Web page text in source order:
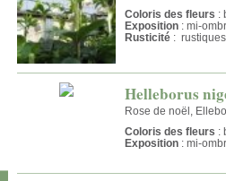
Coloris des fleurs :
Exposition : mi-
Rusticité : rustiques
Helleborus
Rose de noël,
Coloris des fleurs :
Exposition : mi-